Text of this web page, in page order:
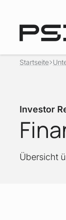
Startseite
Investor
Übersicht